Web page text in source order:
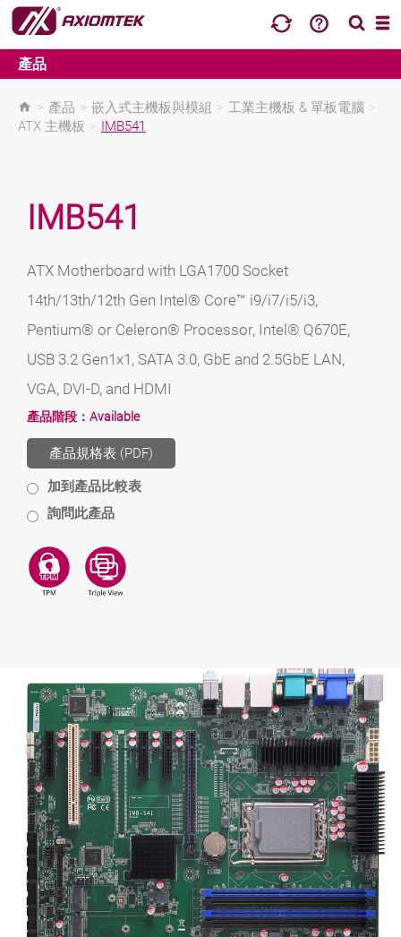
產品
> 產品 > 嵌入式主機板與模組 > 工業主機板 & 單板電腦 >
ATX 主機板 > IMB541
IMB541
ATX Motherboard with LGA1700 Socket
14th/13th/12th Gen Intel® Core™ i9/i7/i5/i3,
Pentium® or Celeron® Processor, Intel® Q670E,
USB 3.2 Gen1x1, SATA 3.0, GbE and 2.5GbE LAN,
VGA, DVI-D, and HDMI
產品階段： Available
產品規格表 (PDF)
加到產品比較表
詢問此產品